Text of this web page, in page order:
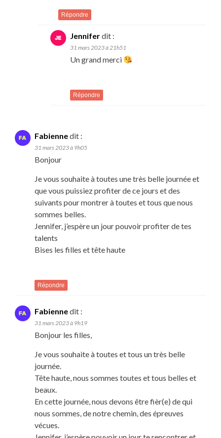
Répondre
Jenniferdit :
31 mars 2023 à 21h51
Un grand merci
Répondre
Fabiennedit :
31 mars 2023 à 9h05
Bonjour
Je vous souhaite à toutes une très belle journée et
que vous puissiez profiter de ce jours et des
suivants pour montrer à toutes et tous que nous
sommes belles.
Jennifer, j’espère un jour pouvoir profiter de tes
talents
Bises les filles et tête haute
Répondre
Fabiennedit :
31 mars 2023 à 9h19
Bonjour les filles,
Je vous souhaite à toutes et tous un très belle
journée.
Tête haute, nous sommes toutes et tous belles et
beaux.
En cette journée, nous devons être fièr(e) de qui
nous sommes, de notre chemin, des épreuves
vécues.